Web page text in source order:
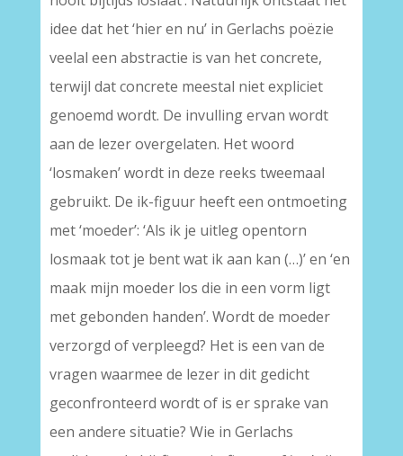
idee dat het ‘hier en nu’ in Gerlachs poëzie
veelal een abstractie is van het concrete,
terwijl dat concrete meestal niet expliciet
genoemd wordt. De invulling ervan wordt
aan de lezer overgelaten. Het woord
‘losmaken’ wordt in deze reeks tweemaal
gebruikt. De ik-figuur heeft een ontmoeting
met ‘moeder’: ‘Als ik je uitleg opentorn
losmaak tot je bent wat ik aan kan (…)’ en ‘en
maak mijn moeder los die in een vorm ligt
met gebonden handen’. Wordt de moeder
verzorgd of verpleegd? Het is een van de
vragen waarmee de lezer in dit gedicht
geconfronteerd wordt of is er sprake van
een andere situatie? Wie in Gerlachs